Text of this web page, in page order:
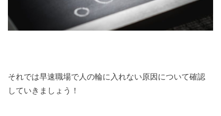
それでは早速職場で人の輪に入れない原因について確認
していきましょう！